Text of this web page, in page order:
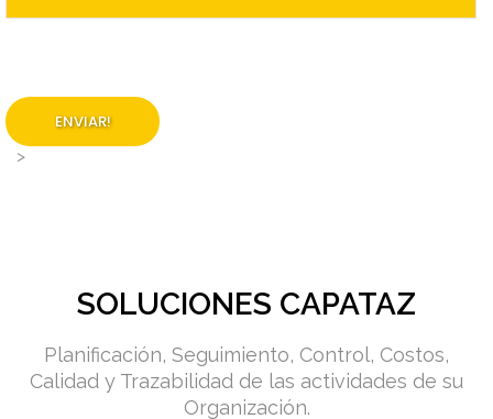
ENVIAR!
>
SOLUCIONES CAPATAZ
Planificación, Seguimiento, Control, Costos,
Calidad y Trazabilidad de las actividades de su
Organización.